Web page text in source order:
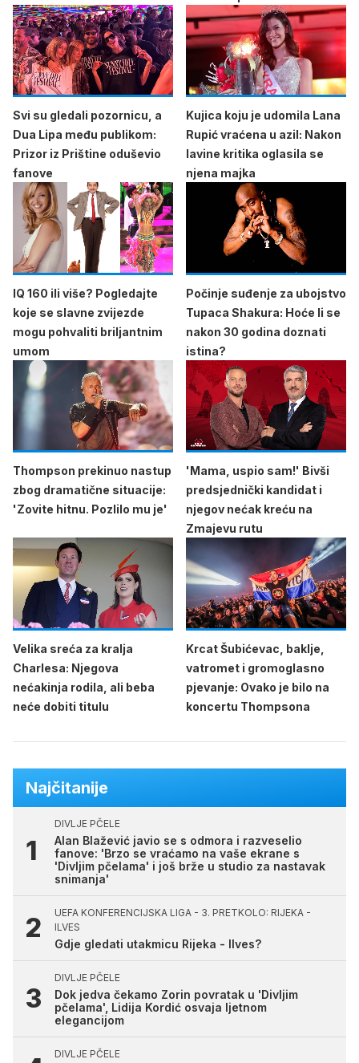
Svi su gledali pozornicu, a
Dua Lipa među publikom:
Prizor iz Prištine oduševio
fanove
Kujica koju je udomila Lana
Rupić vraćena u azil: Nakon
lavine kritika oglasila se
njena majka
IQ 160 ili više? Pogledajte
koje se slavne zvijezde
mogu pohvaliti briljantnim
umom
Počinje suđenje za ubojstvo
Tupaca Shakura: Hoće li se
nakon 30 godina doznati
istina?
Thompson prekinuo nastup
zbog dramatične situacije:
'Zovite hitnu. Pozlilo mu je'
'Mama, uspio sam!' Bivši
predsjednički kandidat i
njegov nećak kreću na
Zmajevu rutu
Velika sreća za kralja
Charlesa: Njegova
nećakinja rodila, ali beba
neće dobiti titulu
Krcat Šubićevac, baklje,
vatromet i gromoglasno
pjevanje: Ovako je bilo na
koncertu Thompsona
Najčitanije
DIVLJE PČELE
Alan Blažević javio se s odmora i razveselio
fanove: 'Brzo se vraćamo na vaše ekrane s
'Divljim pčelama' i još brže u studio za nastavak
snimanja'
UEFA KONFERENCIJSKA LIGA - 3. PRETKOLO: RIJEKA -
ILVES
Gdje gledati utakmicu Rijeka - Ilves?
DIVLJE PČELE
Dok jedva čekamo Zorin povratak u 'Divljim
pčelama', Lidija Kordić osvaja ljetnom
elegancijom
DIVLJE PČELE